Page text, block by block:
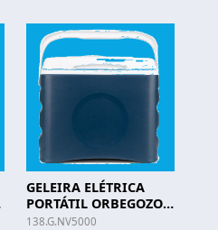
GELEIRA ELÉTRICA
PORTÁTIL ORBEGOZO -
NV 5000
138.G.NV5000